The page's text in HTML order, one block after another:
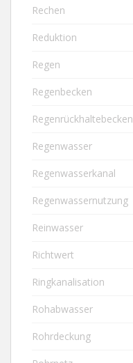
Rechen
Reduktion
Regen
Regenbecken
Regenrückhaltebecken
Regenwasser
Regenwasserkanal
Regenwassernutzung
Reinwasser
Richtwert
Ringkanalisation
Rohabwasser
Rohrdeckung